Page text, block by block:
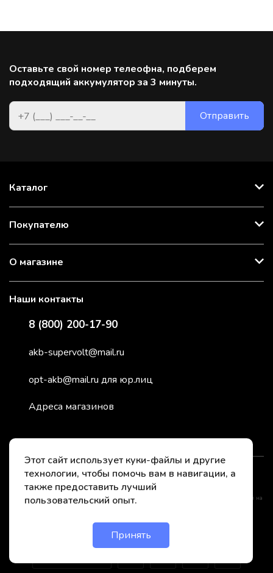
Оставьте свой номер телеофна, подберем
подходящий аккумулятор за 3 минуты.
Каталог
Покупателю
О магазине
Наши контакты
8 (800) 200-17-90
akb-supervolt@mail.ru
opt-akb@mail.ru для юр.лиц
Адреса магазинов
2026 © СуперВольт - заряжено энергией
*Instagram принадлежит компании Meta, признанной нежелательной организацией на
Этот сайт использует куки-файлы и другие
технологии, чтобы помочь вам в навигации, а
также предоставить лучший
пользовательский опыт.
Принять